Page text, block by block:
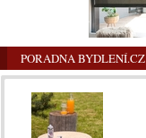
PORADNA BYDLENÍ.CZ